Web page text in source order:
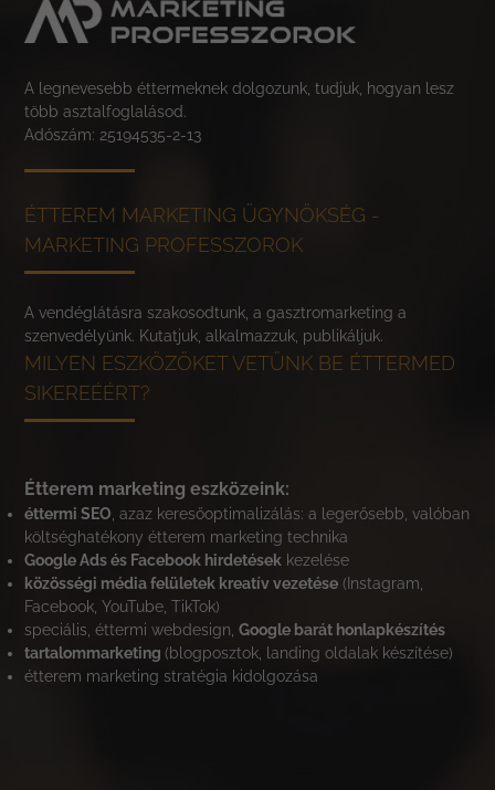
A legnevesebb éttermeknek dolgozunk, tudjuk, hogyan lesz
több asztalfoglalásod.
Adószám: 25194535-2-13
ÉTTEREM MARKETING ÜGYNÖKSÉG -
MARKETING PROFESSZOROK
A vendéglátásra szakosodtunk, a gasztromarketing a
szenvedélyünk. Kutatjuk, alkalmazzuk, publikáljuk.
MILYEN ESZKÖZÖKET VETÜNK BE ÉTTERMED
SIKEREÉÉRT?
Étterem marketing eszközeink:
éttermi SEO, azaz keresőoptimalizálás: a legerősebb, valóban
költséghatékony étterem marketing technika
Google Ads és Facebook hirdetések kezelése
közösségi média felületek kreatív vezetése (Instagram,
Facebook, YouTube, TikTok)
speciális, éttermi webdesign,Google barát honlapkészítés
tartalommarketing(blogposztok, landing oldalak készítése)
étterem marketing stratégia kidolgozása